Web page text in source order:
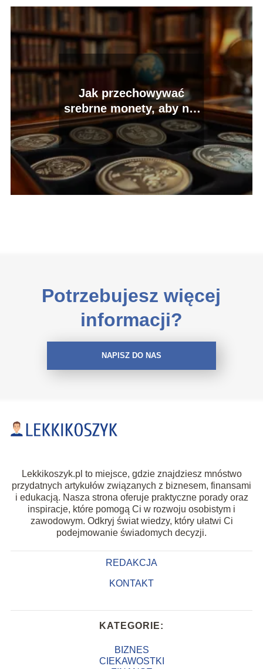
Jak przechowywać
srebrne monety, aby nie
straciły wartości?
Potrzebujesz więcej
informacji?
NAPISZ DO NAS
Lekkikoszyk.pl to miejsce, gdzie znajdziesz mnóstwo
przydatnych artykułów związanych z biznesem, finansami
i edukacją. Nasza strona oferuje praktyczne porady oraz
inspiracje, które pomogą Ci w rozwoju osobistym i
zawodowym. Odkryj świat wiedzy, który ułatwi Ci
podejmowanie świadomych decyzji.
REDAKCJA
KONTAKT
KATEGORIE:
BIZNES
CIEKAWOSTKI